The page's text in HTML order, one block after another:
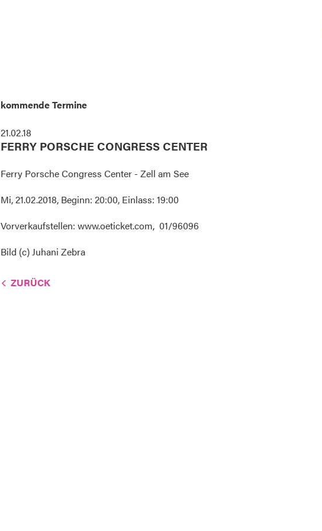
kommende Termine
21.02.18
FERRY PORSCHE CONGRESS CENTER
Ferry Porsche Congress Center - Zell am See
Mi, 21.02.2018, Beginn: 20:00, Einlass: 19:00
Vorverkaufstellen: www.oeticket.com, 01/96096
Bild (c) Juhani Zebra
ZURÜCK